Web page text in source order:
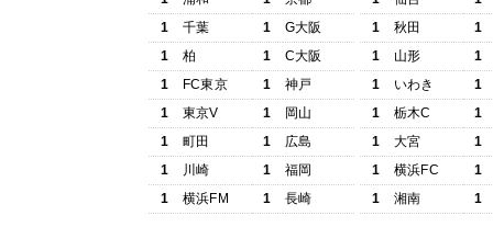
1
千葉 1
G大阪
1
柏 1
C大阪
1
FC東京 1
神戸
1
東京V 1
岡山
1
町田 1
広島
1
川崎 1
福岡
1
横浜FM 1 長崎
1
秋田
1
1
山形
1
1
いわき
1
1
栃木C
1
1
大宮
1
1
横浜FC
1
1
湘南 1